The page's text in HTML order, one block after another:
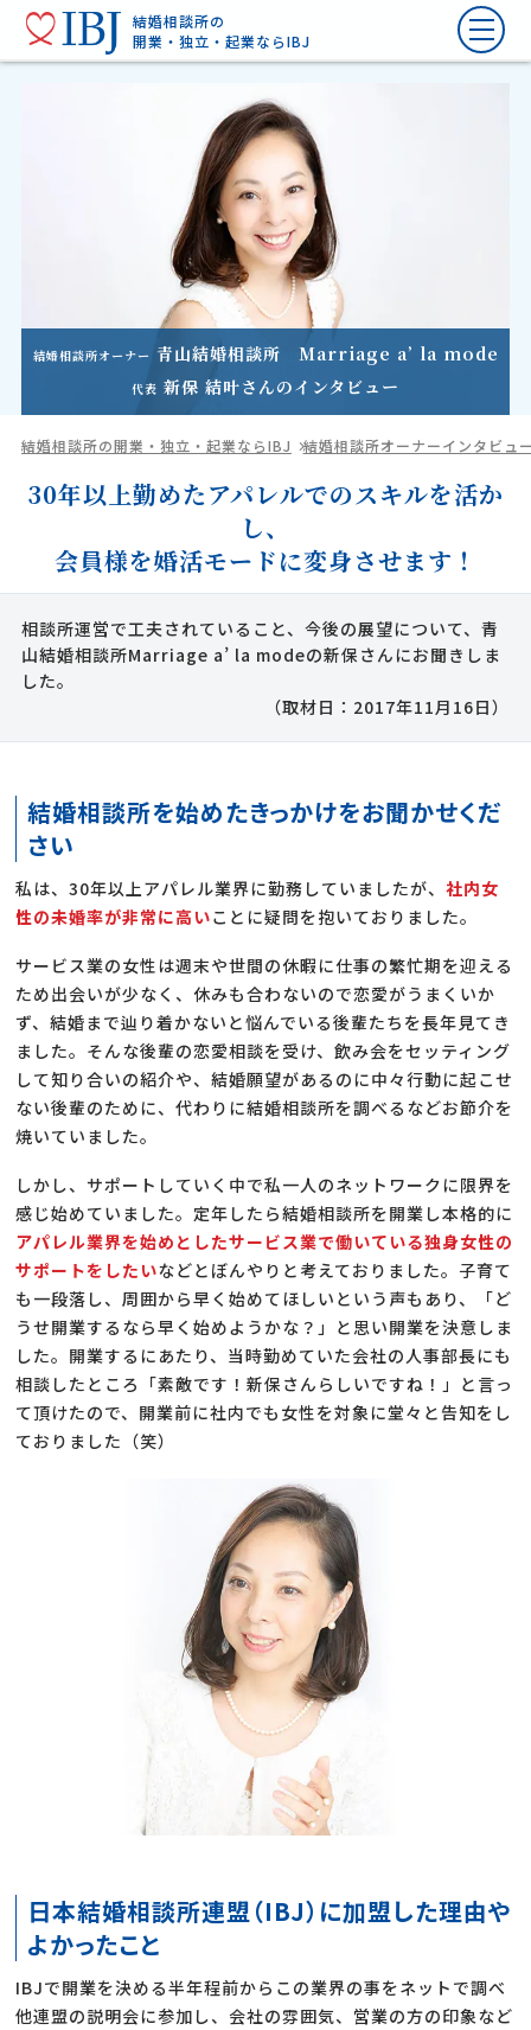
結婚相談所の
開業・独立・起業ならIBJ
結婚相談所オーナー 青山結婚相談所 Marriage a’ la mode
代表 新保 結叶さんのインタビュー
結婚相談所の開業・独立・起業ならIBJ 結婚相談所オーナーインタビュ
30年以上勤めたアパレルでのスキルを活か
し、
会員様を婚活モードに変身させます！
相談所運営で工夫されていること、今後の展望について、青
山結婚相談所Marriage a’ la modeの新保さんにお聞きしま
した。
（取材日：2017年11月16日）
結婚相談所を始めたきっかけをお聞かせくだ
さい
私は、30年以上アパレル業界に勤務していましたが、社内女
性の未婚率が非常に高いことに疑問を抱いておりました。
サービス業の女性は週末や世間の休暇に仕事の繁忙期を迎える
ため出会いが少なく、休みも合わないので恋愛がうまくいか
ず、結婚まで辿り着かないと悩んでいる後輩たちを長年見てき
ました。そんな後輩の恋愛相談を受け、飲み会をセッティング
して知り合いの紹介や、結婚願望があるのに中々行動に起こせ
ない後輩のために、代わりに結婚相談所を調べるなどお節介を
焼いていました。
しかし、サポートしていく中で私一人のネットワークに限界を
感じ始めていました。定年したら結婚相談所を開業し本格的に
アパレル業界を始めとしたサービス業で働いている独身女性の
サポートをしたいなどとぼんやりと考えておりました。子育て
も一段落し、周囲から早く始めてほしいという声もあり、「ど
うせ開業するなら早く始めようかな？」と思い開業を決意しま
した。開業するにあたり、当時勤めていた会社の人事部長にも
相談したところ「素敵です！新保さんらしいですね！」と言っ
て頂けたので、開業前に社内でも女性を対象に堂々と告知をし
ておりました（笑）
日本結婚相談所連盟（IBJ）に加盟した理由や
よかったこと
IBJで開業を決める半年程前からこの業界の事をネットで調べ
他連盟の説明会に参加し、会社の雰囲気、営業の方の印象など